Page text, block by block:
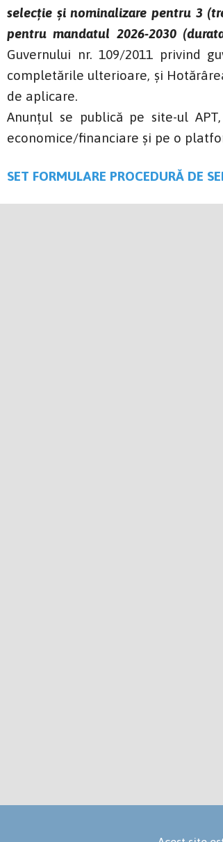
selecție și nominalizare pentru 3
pentru mandatul 2026-2030
Guvernului nr. 109/2011 privind
completările ulterioare, și
de aplicare.
Anunțul se publică pe site-ul
economice/financiare și pe o
SET FORMULARE PROCEDURĂ DE